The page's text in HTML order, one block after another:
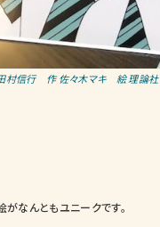
田村信行 作 佐々木マキ 絵 理論社
なんともユニークです。